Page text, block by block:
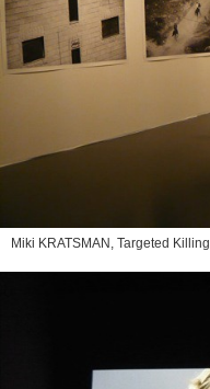
Miki KRATSMAN, Targeted Killing